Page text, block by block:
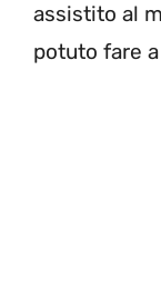
assistito al
potuto fare